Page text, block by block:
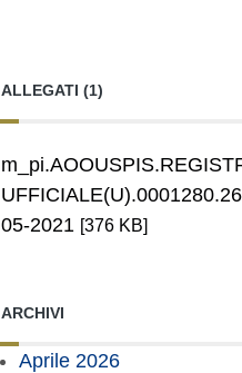
ALLEGATI (1)
05-2021 [376 KB]
ARCHIVI
Aprile 2026